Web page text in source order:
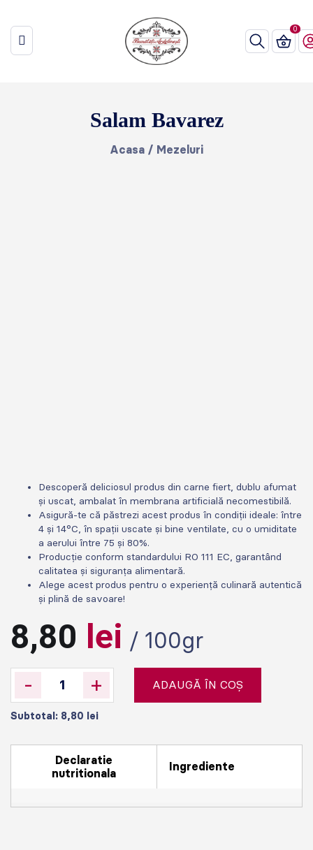
Salam Bavarez
Acasa / Mezeluri
Descoperă deliciosul produs din carne fiert, dublu afumat
și uscat, ambalat în membrana artificială necomestibilă.
Asigură-te că păstrezi acest produs în condiții ideale: între
4 și 14°C, în spații uscate și bine ventilate, cu o umiditate
a aerului între 75 și 80%.
Producție conform standardului RO 111 EC, garantând
calitatea și siguranța alimentară.
Alege acest produs pentru o experiență culinară autentică
și plină de savoare!
8,80 lei / 100gr
- + ADAUGĂ ÎN COȘ
Subtotal: 8,80 lei
Declaratie
nutritionala
Ingrediente